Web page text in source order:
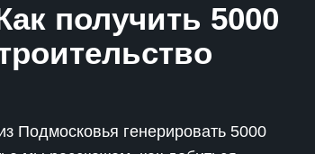
получить 5000
Подмосковья генерировать 5000